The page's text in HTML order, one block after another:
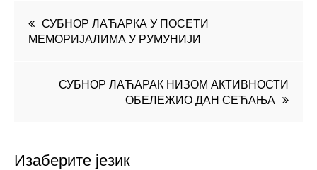
Кретање
чланка
СУБНОР ЛАЋАРКА У ПОСЕТИ
МЕМОРИЈАЛИМА У РУМУНИЈИ
СУБНОР ЛАЋАРАК НИЗОМ АКТИВНОСТИ
ОБЕЛЕЖИО ДАН СЕЋАЊА
Изаберите језик